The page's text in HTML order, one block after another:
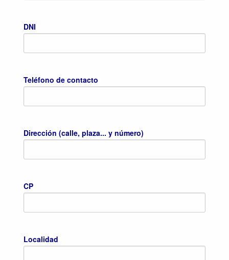
DNI
Teléfono de contacto
Dirección (calle, plaza... y número)
CP
Localidad